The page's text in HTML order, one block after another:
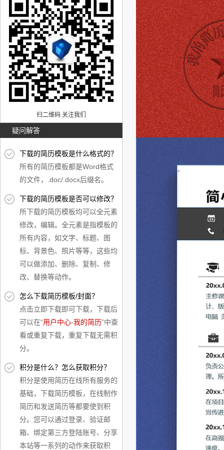
扫二维码 关注我们
疑问解答
下载的简历模板是什么格式的？
所有的简历模板都是Word格式
的文件，.doc/.docx后缀名。
下载的简历模板是否可以修改？
所下载的简历模板均可以全元素
修改，编辑。全元素是指模板的
所有内容，如文字、标题、图
标、背景色、照片等等，这些均
可以做添加、删除、复制、修
改、替换等动作。
怎么下载简历模板/封面？
点击立即下载即可下载，下载后
可以在“用户中心-我的简历”中查
看或重复下载，重复下载无需积
分。
积分是什么？怎么获取积分？
积分是使用简历在线所有服务的
基础，下载简历模板，在线制作
简历和发送简历等都要使到积
分。您可以通过登录、验证邮
箱、绑定第三方登陆账号、分享
本站等一系列的动作来获取积